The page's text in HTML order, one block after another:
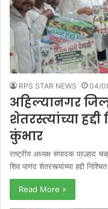
RPS STAR NEWS 04/
अहिल्यानगर
शेतरस्त्यांच्या
कुंभार
राष्ट्रीय अध्यक्ष संपादक प्रल्हाद
शिव पाणंद शेतरस्त्यांच्या हद्दी
Read More »